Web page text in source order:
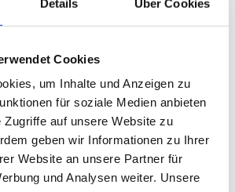
Details Über Cookies
Cookies
um Inhalte und Anzeigen zu
für soziale Medien anbieten
Zugriffe auf unsere Website zu
geben wir Informationen zu Ihrer
Website an unsere Partner für
und Analysen weiter. Unsere
Vorteile bringen. Mit
und Präzision haben unsere
so platziert, dass sie optimale
Sonnenstrahl gewinnt. 🌱🔧
das Vertrauen unseres Kunden in